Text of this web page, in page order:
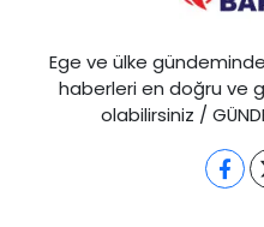
Ege ve ülke
haberleri en doğru ve
olabilirsiniz /